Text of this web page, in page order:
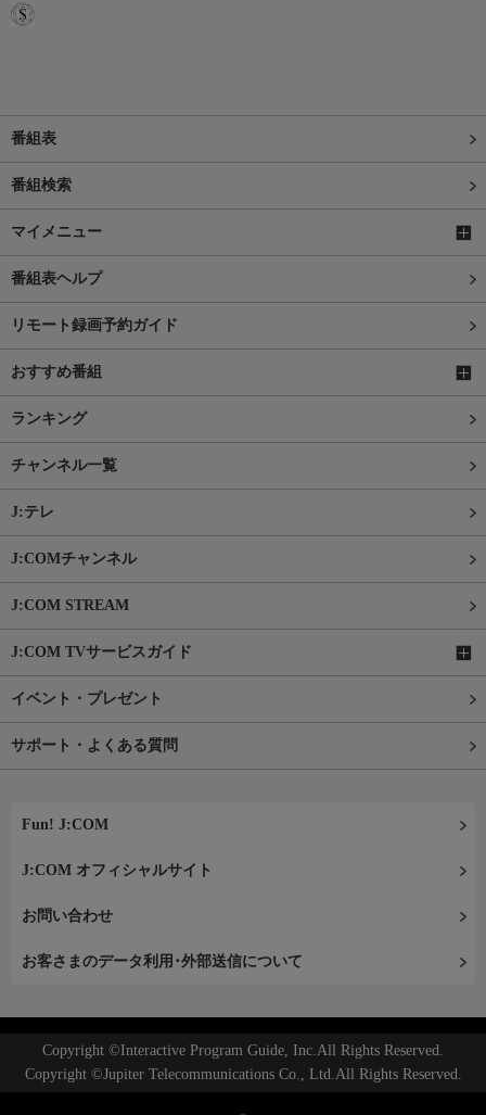
番組表
番組検索
マイメニュー
番組表ヘルプ
リモート録画予約ガイド
おすすめ番組
ランキング
チャンネル一覧
J:テレ
J:COMチャンネル
J:COM STREAM
J:COM TVサービスガイド
イベント・プレゼント
サポート・よくある質問
Fun! J:COM
J:COM オフィシャルサイト
お問い合わせ
お客さまのデータ利用･外部送信について
Copyright ©Interactive Program Guide, Inc.All Rights Reserved.
Copyright ©Jupiter Telecommunications Co., Ltd.All Rights Reserved.